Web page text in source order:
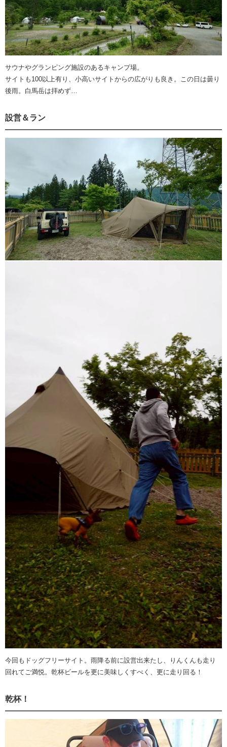
サウナやグランピング施設のあるキャンプ場。
サイトも100以上有り、小高いサイトからの広がりも良き。この日は曇り
後雨。白馬岳は拝めず…
設営＆ラン
今回もドッグフリーサイト。雨降る前に設営出来たし、りんくんも走り
回れてご満悦。乾杯ビールを更に美味しくすべく、更に走り回る！
乾杯！